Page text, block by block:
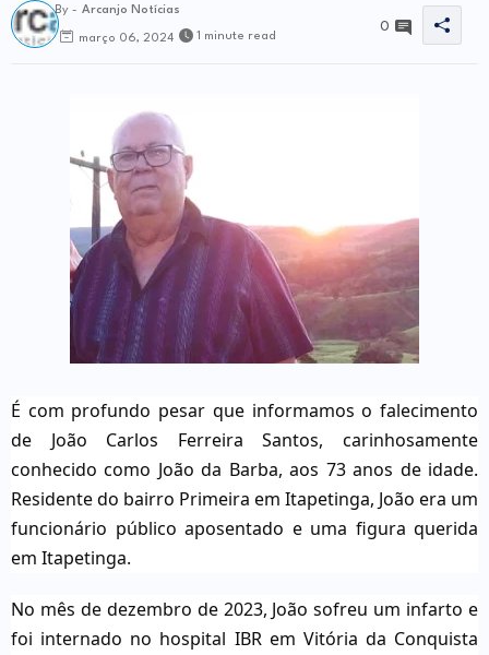
By - Arcanjo Notícias
março 06, 2024 1 minute read
0
É com profundo pesar que informamos o falecimento
de João Carlos Ferreira Santos, carinhosamente
conhecido como João da Barba, aos 73 anos de idade.
Residente do bairro Primeira em Itapetinga, João era um
funcionário público aposentado e uma figura querida
em Itapetinga.
No mês de dezembro de 2023, João sofreu um infarto e
foi internado no hospital IBR em Vitória da Conquista